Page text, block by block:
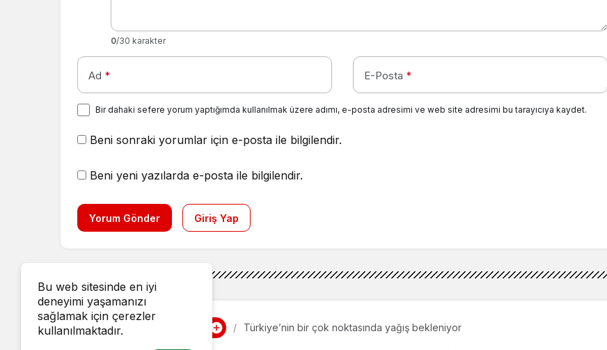
0/30 karakter
Ad * E-Posta *
Bir dahaki sefere yorum yaptığımda kullanılmak üzere adımı, e-posta adresimi ve web site adresimi bu tarayıcıya kaydet.
Beni sonraki yorumlar için e-posta ile bilgilendir.
Beni yeni yazılarda e-posta ile bilgilendir.
Yorum Gönder Giriş Yap
Haberler Türkiye’nin bir çok noktasında yağış bekleniyor
Bu web sitesinde en iyi
deneyimi yaşamanızı
sağlamak için çerezler
kullanılmaktadır.